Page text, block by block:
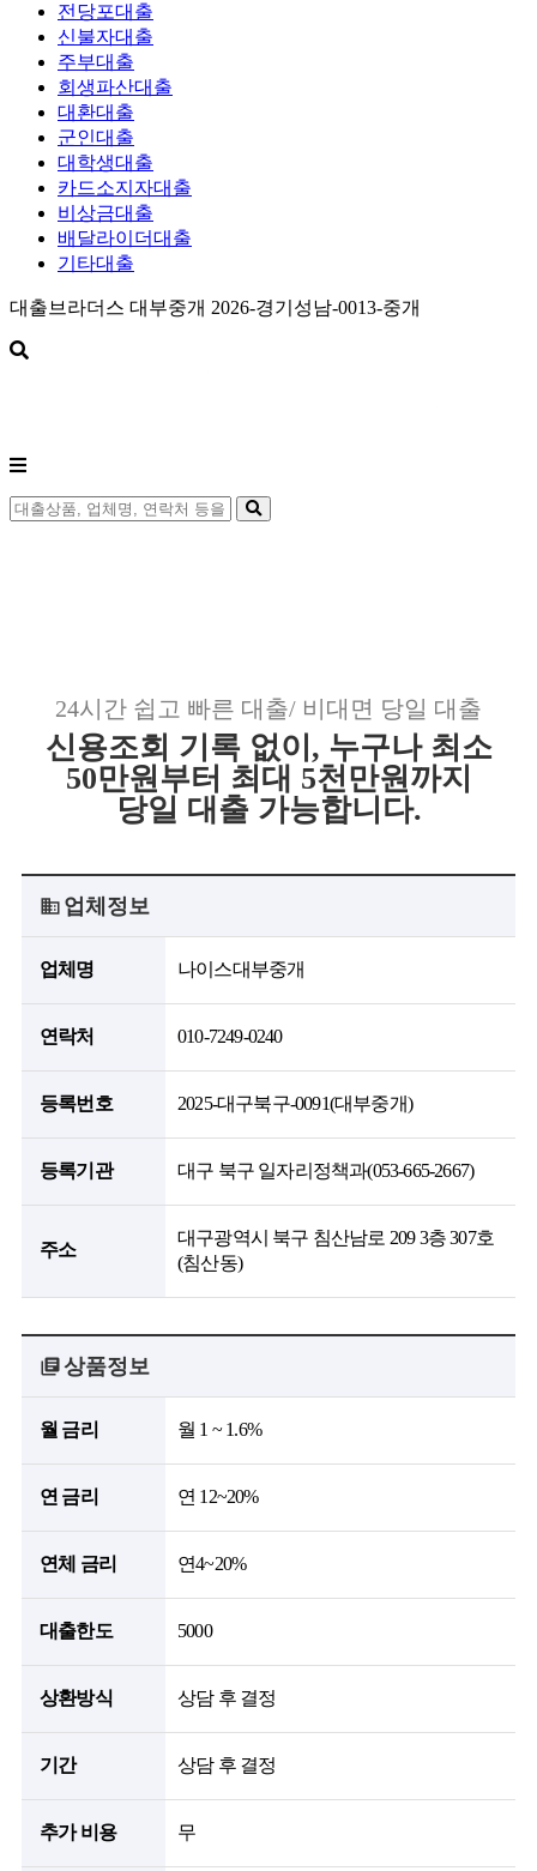
전당포대출
신불자대출
주부대출
회생파산대출
대환대출
군인대출
대학생대출
카드소지자대출
비상금대출
배달라이더대출
기타대출
대출브라더스 대부중개 2026-경기성남-0013-중개
24시간 쉽고 빠른 대출/ 비대면 당일 대출
신용조회 기록 없이, 누구나 최소
50만원부터 최대 5천만원까지
당일 대출 가능합니다.
업체정보
업체명 나이스대부중개
연락처 010-7249-0240
등록번호 2025-대구북구-0091(대부중개)
등록기관 대구 북구 일자리정책과(053-665-2667)
주소
대구광역시 북구 침산남로 209 3층 307호
(침산동)
상품정보
월 금리 월 1 ~ 1.6%
연 금리 연 12~20%
연체 금리 연4~20%
대출한도 5000
상환방식 상담 후 결정
기간 상담 후 결정
추가 비용 무